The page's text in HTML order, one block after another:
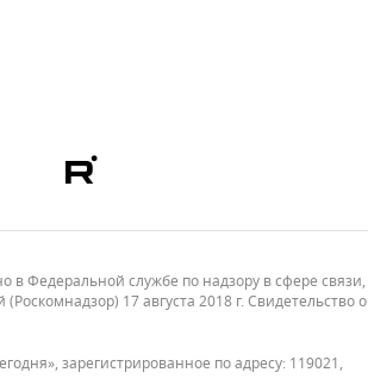
в Федеральной службе по надзору в сфере связи,
17 августа 2018 г. Свидетельство о
зарегистрированное по адресу: 119021,